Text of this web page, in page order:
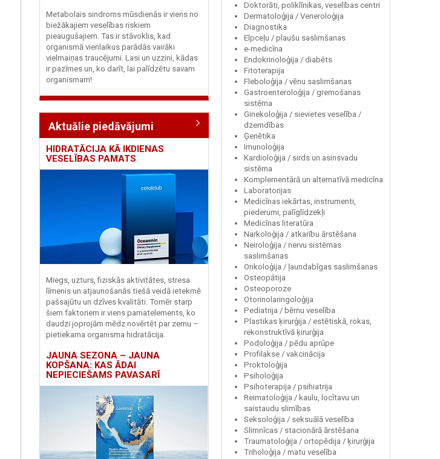
Metabolais sindroms mūsdienās ir viens no
biežākajiem veselības riskiem
pieaugušajiem. Tas ir stāvoklis, kad
organismā vienlaikus parādās vairāki
vielmaiņas traucējumi. Lasi un uzzini, kādas
ir pazīmes un, ko darīt, lai palīdzētu savam
organismam!
Aktuālie piedāvājumi
HIDRATĀCIJA KĀ IKDIENAS
VESELĪBAS PAMATS
Miegs, uzturs, fiziskās aktivitātes, stresa
līmenis un atjaunošanās tiešā veidā ietekmē
pašsajūtu un dzīves kvalitāti. Tomēr starp
šiem faktoriem ir viens pamatelements, ko
daudzi joprojām mēdz novērtēt par zemu –
pietiekama organisma hidratācija.
JAUNA SEZONA – JAUNA
KOPŠANA: KAS ĀDAI
NEPIECIEŠAMS PAVASARĪ
Doktorāti, poliklīnikas, veselības centri
Dermatoloģija / Veneroloģija
Diagnostika
Elpceļu / plaušu saslimšanas
e-medicīna
Endokrinoloģija / diabēts
Fitoterapija
Fleboloģija / vēnu saslimšanas
Gastroenteroloģija / gremošanas
sistēma
Ginekoloģija / sievietes veselība /
dzemdības
Ģenētika
Imunoloģija
Kardioloģija / sirds un asinsvadu
sistēma
Komplementārā un alternatīvā medicīna
Laboratorijas
Medicīnas iekārtas, instrumenti,
piederumi, palīglīdzekļi
Medicīnas literatūra
Narkoloģija / atkarību ārstēšana
Neiroloģija / nervu sistēmas
saslimšanas
Onkoloģija / ļaundabīgas saslimšanas
Osteopātija
Osteoporoze
Otorinolaringoloģija
Pediatrija / bērnu veselība
Plastikas ķirurģija / estētiskā, rokas,
rekonstruktīvā ķirurģija
Podoloģija / pēdu aprūpe
Profilakse / vakcinācija
Proktoloģija
Psiholoģija
Psihoterapija / psihiatrija
Reimatoloģija / kaulu, locītavu un
saistaudu slimības
Seksoloģija / seksuālā veselība
Slimnīcas / stacionārā ārstēšana
Traumatoloģija / ortopēdija / ķirurģija
Triholoģija / matu veselība